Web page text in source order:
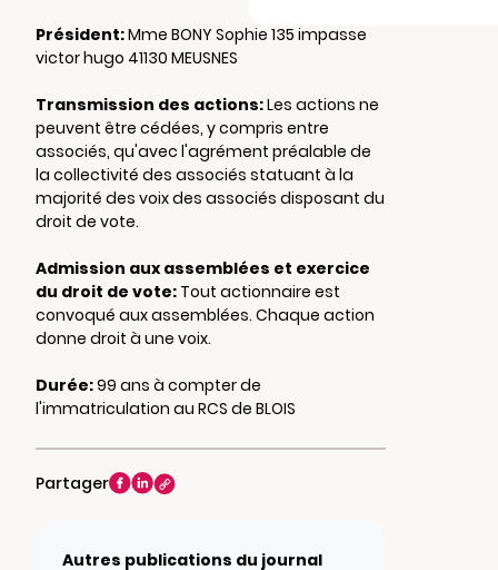
Président:Mme BONY Sophie 135 impasse
victor hugo 41130 MEUSNES
Transmission des actions:Les actions ne
peuvent être cédées, y compris entre
associés, qu'avec l'agrément préalable de
la collectivité des associés statuant à la
majorité des voix des associés disposant du
droit de vote.
Admission aux assemblées et exercice
du droit de vote: Tout actionnaire est
convoqué aux assemblées. Chaque action
donne droit à une voix.
Durée:99 ans à compter de
l'immatriculation au RCS de BLOIS
Partager
Autres publications du journal